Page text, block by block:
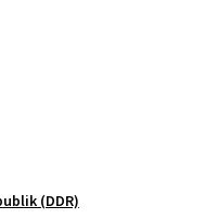
(DDR)